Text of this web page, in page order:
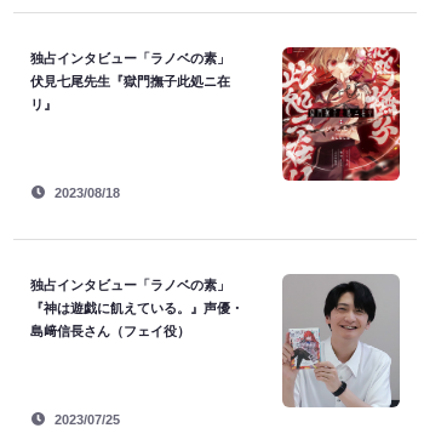
独占インタビュー「ラノベの素」
伏見七尾先生『獄門撫子此処ニ在
リ』
2023/08/18
独占インタビュー「ラノベの素」
『神は遊戯に飢えている。』声優・
島﨑信長さん（フェイ役）
2023/07/25